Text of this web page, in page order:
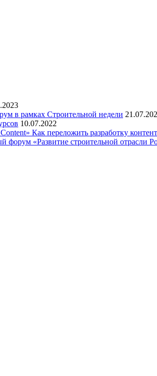
в рамках Строительной недели
10.07.2022
Как переложить разработку
форум «Развитие строительной отрасли